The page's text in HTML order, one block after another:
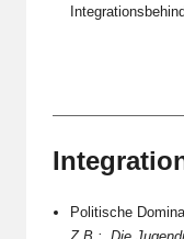
Politische